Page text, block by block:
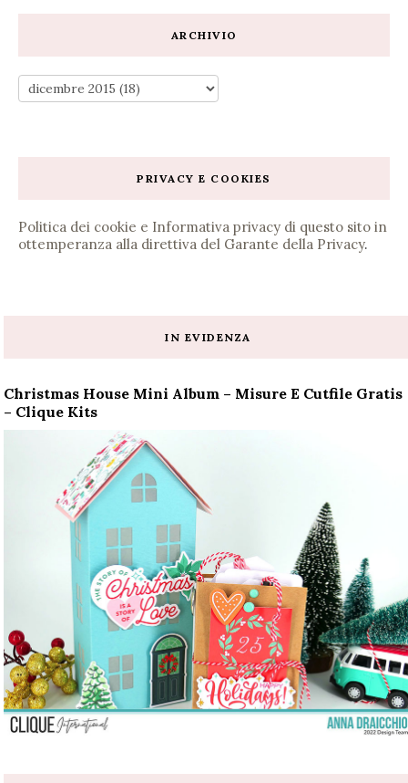
ARCHIVIO
PRIVACY E COOKIES
Politica dei cookie e Informativa privacy di questo sito in
ottemperanza alla direttiva del Garante della Privacy.
IN EVIDENZA
Christmas House Mini Album – Misure E Cutfile Gratis
– Clique Kits